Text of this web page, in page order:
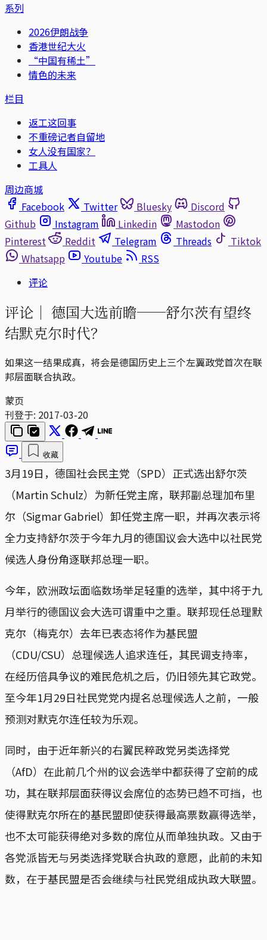
系列
2026伊朗战争
香港世纪大火
“中国有稀土”
情色的未来
栏目
返工这回事
不重磅记者自留地
女人没有国家？
工具人
周边商城
Facebook
Twitter Bluesky
Discord
Github
Instagram Linkedin
Mastodon
Pinterest
Reddit Telegram Threads
Tiktok
Whatsapp
Youtube
RSS
评论
评论｜ 德国大选前瞻──舒尔茨有望终
结默克尔时代？
如果这一结果成真，将会是德国历史上三个左翼政党首次在联
邦层面联合执政。
蒙页
刊登于: 2017-03-20
收藏
3月19日，德国社会民主党（SPD）正式选出舒尔茨
（Martin Schulz）为新任党主席，联邦副总理加布里
尔（Sigmar Gabriel）卸任党主席一职，并再次表示将
全力支持舒尔茨于今年九月的德国议会大选中以社民党
候选人身份角逐联邦总理一职。
今年，欧洲政坛面临数场举足轻重的选举，其中将于九
月举行的德国议会大选可谓重中之重。联邦现任总理默
克尔（梅克尔）去年已表态将作为基民盟
（CDU/CSU）总理候选人追求连任，其民调支持率，
在经历倍具争议的难民危机之后，仍旧领先其它政党。
至今年1月29日社民党党内提名总理候选人之前，一般
预测对默克尔连任较为乐观。
同时，由于近年新兴的右翼民粹政党另类选择党
（AfD）在此前几个州的议会选举中都获得了空前的成
功，其在联邦层面获得议会席位的态势已趋不可挡，也
使得默克尔所在的基民盟即使获得最高票数赢得选举，
也不太可能获得绝对多数的席位从而单独执政。又由于
各党派皆无与另类选择党联合执政的意愿，此前的未知
数，在于基民盟是否会继续与社民党组成执政大联盟。